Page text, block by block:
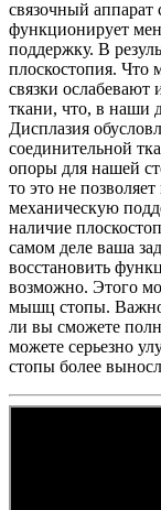
связочный
функционирует
поддержку. В
плоскостопия. Что
связки ослабевают
ткани, что, в наши
Дисплазия
соединительной
опоры для нашей
то это не
механическую
наличие
самом деле ваша
восстановить
возможно. Этого
мышц стопы. Важно
ли вы сможете
можете серьезно
стопы более